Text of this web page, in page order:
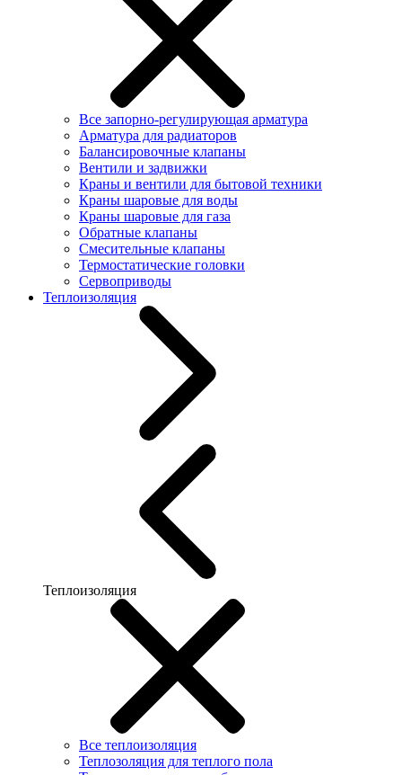
Все запорно-регулирующая арматура
Арматура для радиаторов
Балансировочные клапаны
Вентили и задвижки
Краны и вентили для бытовой техники
Краны шаровые для воды
Краны шаровые для газа
Обратные клапаны
Смесительные клапаны
Термостатические головки
Сервоприводы
Теплоизоляция
Теплоизоляция
Все теплоизоляция
Теплозоляция для теплого пола